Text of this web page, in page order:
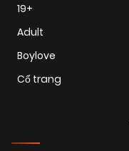
19+
Adult
Boylove
Cổ trang